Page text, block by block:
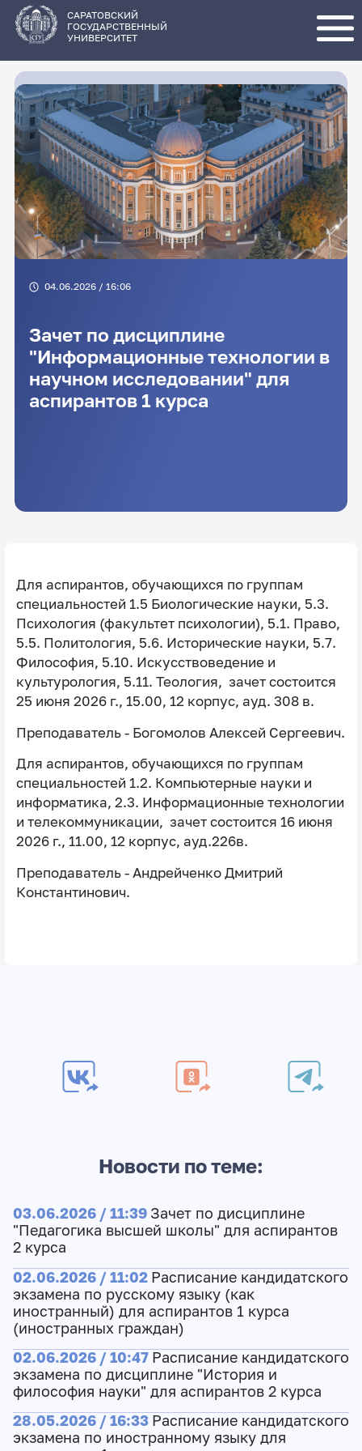
основному
содержанию
САРАТОВСКИЙ
ГОСУДАРСТВЕННЫЙ
УНИВЕРСИТЕТ
04.06.2026 / 16:06
Зачет по дисциплине
"Информационные технологии в
научном исследовании" для
аспирантов 1 курса
Для аспирантов, обучающихся по группам
специальностей 1.5 Биологические науки, 5.3.
Психология (факультет психологии), 5.1. Право,
5.5. Политология, 5.6. Исторические науки, 5.7.
Философия, 5.10. Искусствоведение и
культурология, 5.11. Теология, зачет состоится
25 июня 2026 г., 15.00, 12 корпус, ауд. 308 в.
Преподаватель - Богомолов Алексей Сергеевич.
Для аспирантов, обучающихся по группам
специальностей 1.2. Компьютерные науки и
информатика, 2.3. Информационные технологии
и телекоммуникации, зачет состоится 16 июня
2026 г., 11.00, 12 корпус, ауд.226в.
Преподаватель - Андрейченко Дмитрий
Константинович.
Новости по теме:
03.06.2026 / 11:39 Зачет по дисциплине
"Педагогика высшей школы" для аспирантов
2 курса
02.06.2026 / 11:02 Расписание кандидатского
экзамена по русскому языку (как
иностранный) для аспирантов 1 курса
(иностранных граждан)
02.06.2026 / 10:47 Расписание кандидатского
экзамена по дисциплине "История и
философия науки" для аспирантов 2 курса
28.05.2026 / 16:33 Расписание кандидатского
экзамена по иностранному языку для